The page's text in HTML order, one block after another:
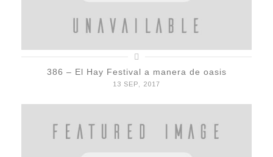
386 – El Hay Festival a manera de oasis
13 SEP, 2017